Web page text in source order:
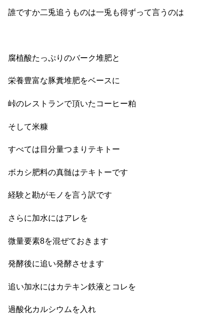
誰ですか二兎追うものは一兎も得ずって言うのは
腐植酸たっぷりのバーク堆肥と
栄養豊富な豚糞堆肥をベースに
峠のレストランで頂いたコーヒー粕
そして米糠
すべては目分量つまりテキトー
ボカシ肥料の真髄はテキトーです
経験と勘がモノを言う訳です
さらに加水にはアレを
微量要素8を混ぜておきます
発酵後に追い発酵させます
追い加水にはカテキン鉄液とコレを
過酸化カルシウムを入れ